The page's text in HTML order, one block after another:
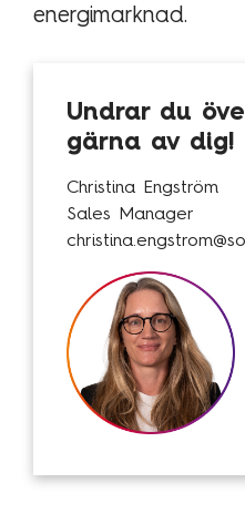
Om oss
Mångfald
Utmärkelser
Våra kontor
Vår historia
Vision och kultur
Karriär
Lediga tjänster
energimarknad.
Undrar du
gärna av dig!
Christina Engström
Sales Manager